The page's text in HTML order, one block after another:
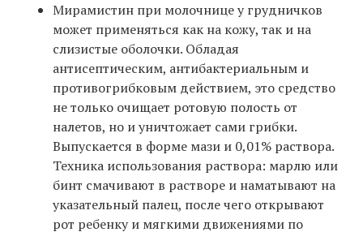
Мирамистин при молочнице у грудничков
может применяться как на кожу, так и на
слизистые оболочки. Обладая
антисептическим, антибактериальным и
противогрибковым действием, это средство
не только очищает ротовую полость от
налетов, но и уничтожает сами грибки.
Выпускается в форме мази и 0,01% раствора.
Техника использования раствора: марлю или
бинт смачивают в растворе и наматывают на
указательный палец, после чего открывают
рот ребенку и мягкими движениями по